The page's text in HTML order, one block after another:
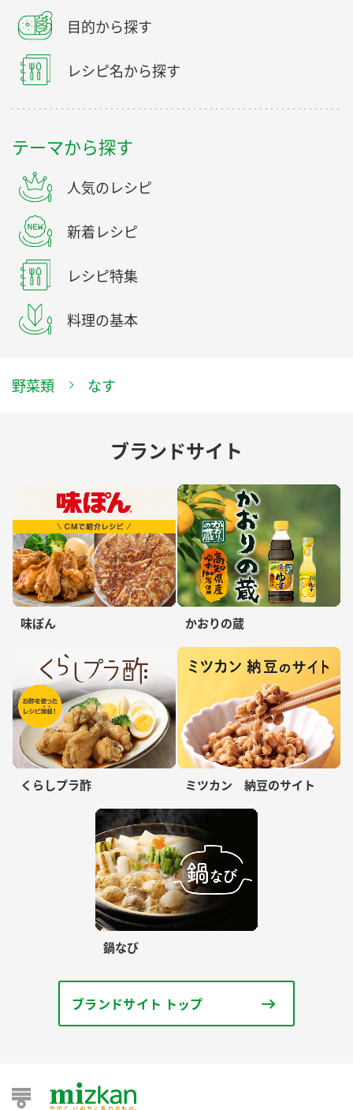
目的から探す
レシピ名から探す
テーマから探す
人気のレシピ
新着レシピ
レシピ特集
料理の基本
野菜類 なす
ブランドサイト
味ぽん かおりの蔵
くらしプラ酢 ミツカン 納豆のサイト
鍋なび
ブランドサイト トップ